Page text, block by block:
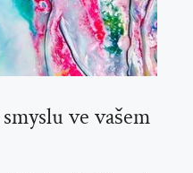
ve vašem